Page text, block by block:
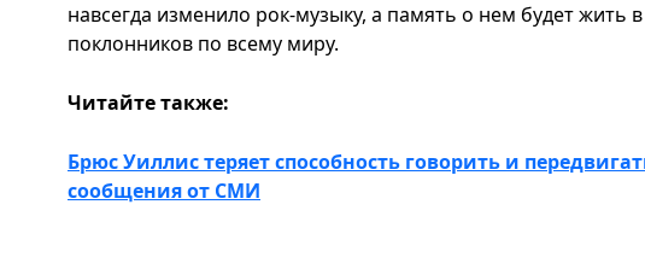
навсегда изменило рок-музыку, а память о нем будет жить
поклонников по всему миру.
Читайте также:
Брюс Уиллис теряет способность говорить и
сообщения от СМИ